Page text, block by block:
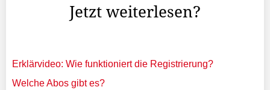
Jetzt weiterlesen?
Erklärvideo: Wie funktioniert die Registrierung?
Welche Abos gibt es?